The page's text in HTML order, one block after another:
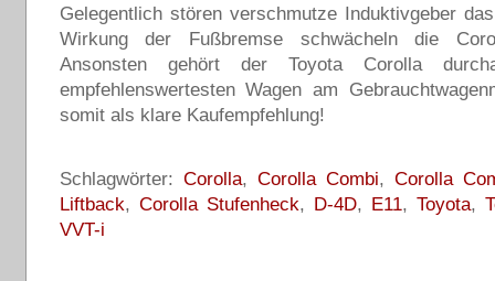
Gelegentlich stören verschmutze Induktivgeber
Wirkung der Fußbremse schwächeln die
Ansonsten gehört der Toyota Corolla
empfehlenswertesten Wagen am
somit als klare Kaufempfehlung!
Schlagwörter: Corolla, Corolla Combi,Corolla
Liftback, Corolla Stufenheck, D-4D, E11, Toyota,
VVT-i